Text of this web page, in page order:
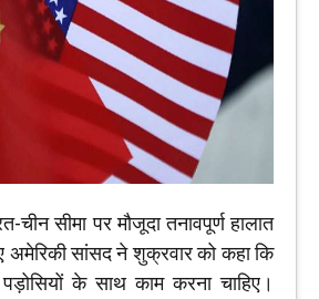
चीन सीमा पर मौजूदा तनावपूर्ण हालात
अमेरिकी सांसद ने शुक्रवार को कहा कि
के साथ काम करना चाहिए।